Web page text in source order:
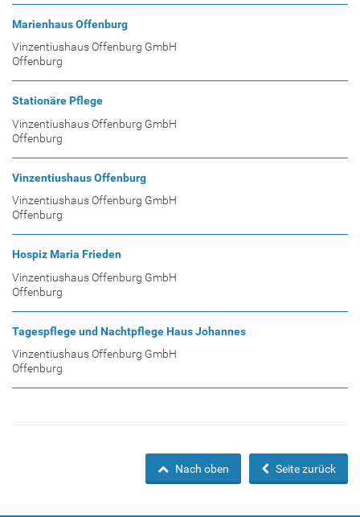
Marienhaus Offenburg
Vinzentiushaus Offenburg GmbH
Offenburg
Stationäre Pflege
Vinzentiushaus Offenburg GmbH
Offenburg
Vinzentiushaus Offenburg
Vinzentiushaus Offenburg GmbH
Offenburg
Hospiz Maria Frieden
Vinzentiushaus Offenburg GmbH
Offenburg
Tagespflege und Nachtpflege Haus Johannes
Vinzentiushaus Offenburg GmbH
Offenburg
Seite zurück
Nach oben